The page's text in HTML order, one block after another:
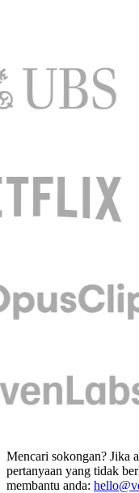
Mencari sokongan? Jika
pertanyaan yang tidak
membantu anda: